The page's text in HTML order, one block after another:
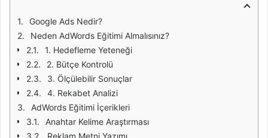
Google Ads Nedir?
Neden AdWords Eğitimi Almalısınız?
1. Hedefleme Yeteneği
2. Bütçe Kontrolü
3. Ölçülebilir Sonuçlar
4. Rekabet Analizi
AdWords Eğitimi İçerikleri
Anahtar Kelime Araştırması
Reklam Metni Yazımı